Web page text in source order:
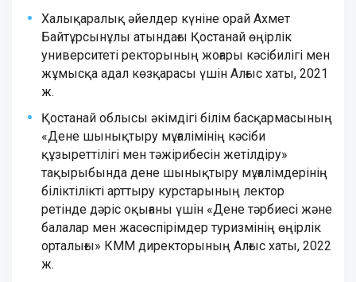
Халықаралық әйелдер күніне орай Ахмет
Байтұрсынұлы атындағы Қостанай өңірлік
университеті ректорының жоғары кәсібилігі мен
жұмысқа адал көзқарасы үшін Алғыс хаты, 2021
ж.
Қостанай облысы әкімдігі білім басқармасының
«Дене шынықтыру мұғалімінің кәсіби
құзыреттілігі мен тәжірибесін жетілдіру»
тақырыбында дене шынықтыру мұғалімдерінің
біліктілікті арттыру курстарының лектор
ретінде дәріс оқығаны үшін «Дене тәрбиесі және
балалар мен жасөспірімдер туризмінің өңірлік
орталығы» КММ директорының Алғыс хаты, 2022
ж.